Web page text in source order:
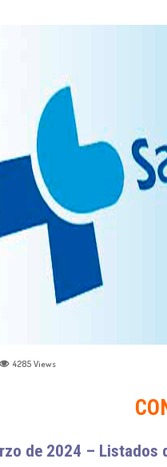
4285 Views
de 2024 – Listados